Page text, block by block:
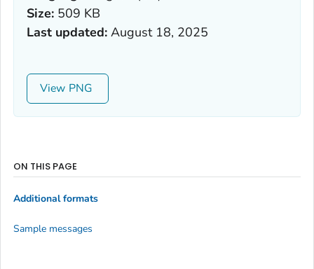
Size: 509 KB
Last updated: August 18, 2025
View
ON THIS PAGE
Additional formats
Sample messages